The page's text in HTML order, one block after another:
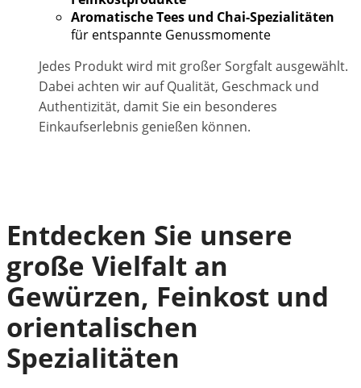
Aromatische Tees und Chai-Spezialitäten
für entspannte Genussmomente
Jedes Produkt wird mit großer Sorgfalt ausgewählt.
Dabei achten wir auf Qualität, Geschmack und
Authentizität, damit Sie ein besonderes
Einkaufserlebnis genießen können.
Entdecken Sie unsere
große Vielfalt an
Gewürzen, Feinkost und
orientalischen
Spezialitäten